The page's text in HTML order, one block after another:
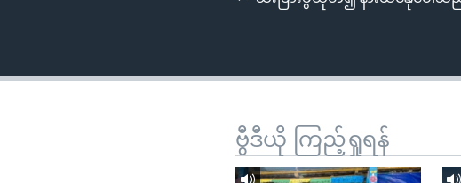
ကျော်
ဗွီဒီယို ကြည့်ရှုရန်